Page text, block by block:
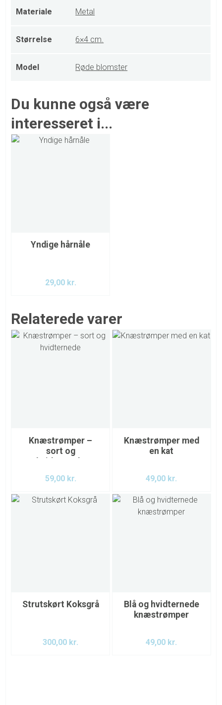
Materiale Metal
Størrelse 6×4 cm.
Model Røde blomster
Du kunne også være
interesseret i...
Yndige hårnåle
29,00 kr.
Relaterede varer
Knæstrømper –
sort og
hvidternede
59,00 kr.
Knæstrømper med
en kat
49,00 kr.
Strutskørt Koksgrå
300,00 kr.
Blå og hvidternede
knæstrømper
49,00 kr.